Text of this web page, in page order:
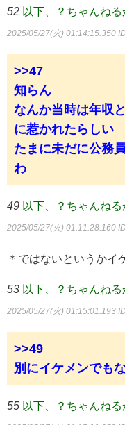
52 以下、？ちゃんね
2025/05/27(火) 01:14:15.350
>>47
知らん
なんか当時は年収
に惹かれたらしい
たまに未だに公務
わ
49 以下、？ちゃんね
2025/05/27(火) 01:11:28.160
＊ではないというかイ
53 以下、？ちゃんね
2025/05/27(火) 01:15:01.193
>>49
別にイケメンでも
55 以下、？ちゃんね